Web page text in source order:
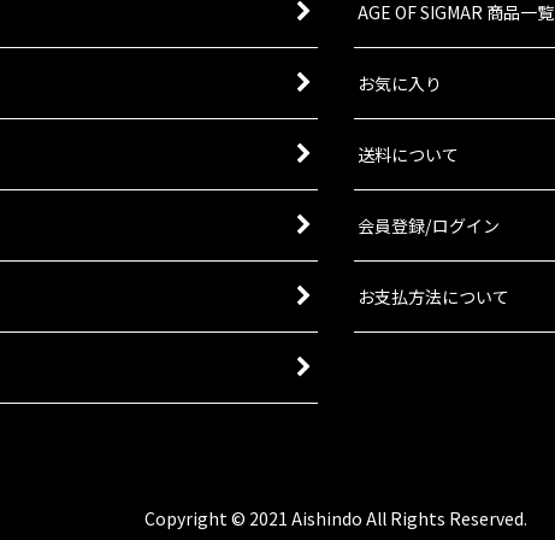
AGE OF SIGMAR 商品一覧
お気に入り
送料について
会員登録/ログイン
お支払方法について
Copyright © 2021 Aishindo All Rights Reserved.